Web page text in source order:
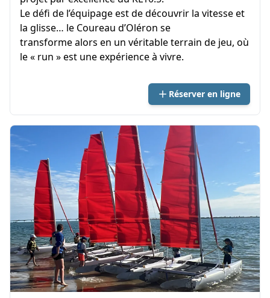
Le défi de l’équipage est de découvrir la vitesse et
la glisse… le Coureau d’Oléron se
transforme alors en un véritable terrain de jeu, où
le « run » est une expérience à vivre.
Réserver en ligne